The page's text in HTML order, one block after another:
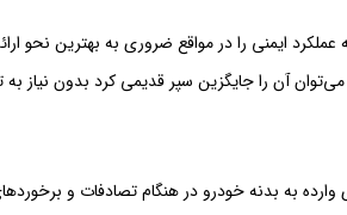
آن را جایگزین سپر قدیمی کرد بدون نیاز به
به بدنه خودرو در هنگام تصادفات و